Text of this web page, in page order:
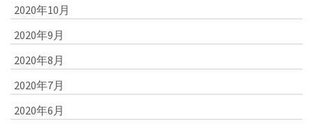
2020年10月
2020年9月
2020年8月
2020年7月
2020年6月